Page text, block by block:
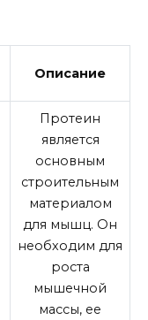
Описание
Протеин
является
основным
строительным
материалом
для мышц. Он
необходим для
роста
мышечной
массы, ее